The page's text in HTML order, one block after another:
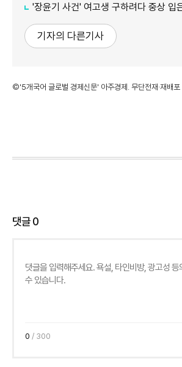
'장윤기 사건' 여고생 구하려다 중상 입은 고
기자의 다른기사
©'5개국어 글로벌 경제신문' 아주경제. 무단전재·재배포
댓글0
0 / 300